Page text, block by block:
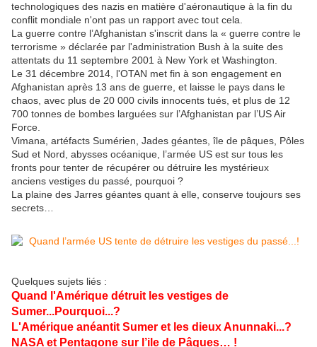
technologiques des nazis en matière d'aéronautique à la fin du
conflit mondiale n'ont pas un rapport avec tout cela.
La guerre contre l’Afghanistan s'inscrit dans la « guerre contre le
terrorisme » déclarée par l'administration Bush à la suite des
attentats du 11 septembre 2001 à New York et Washington.
Le 31 décembre 2014, l'OTAN met fin à son engagement en
Afghanistan après 13 ans de guerre, et laisse le pays dans le
chaos, avec plus de 20 000 civils innocents tués, et plus de 12
700 tonnes de bombes larguées sur l’Afghanistan par l’US Air
Force.
Vimana, artéfacts Sumérien, Jades géantes, île de pâques, Pôles
Sud et Nord, abysses océanique, l’armée US est sur tous les
fronts pour tenter de récupérer ou détruire les mystérieux
anciens vestiges du passé, pourquoi ?
La plaine des Jarres géantes quant à elle, conserve toujours ses
secrets…
Quelques sujets liés :
Quand l'Amérique détruit les vestiges de
Sumer...Pourquoi...?
L'Amérique anéantit Sumer et les dieux Anunnaki...?
NASA et Pentagone sur l’ile de Pâques… !